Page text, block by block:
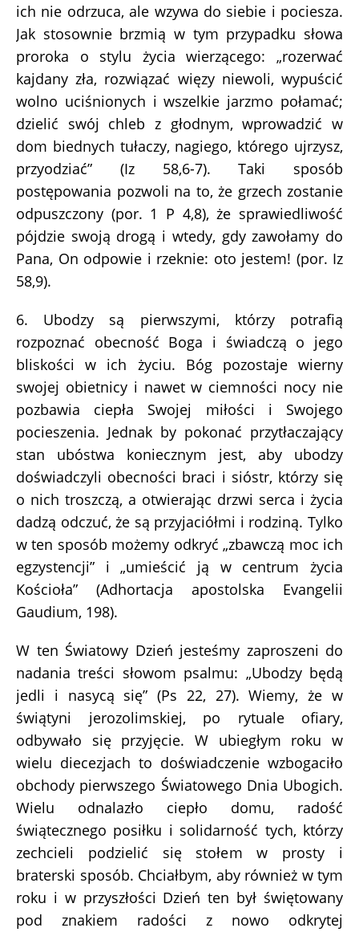
ich nie odrzuca, ale wzywa do siebie i pociesza.
Jak stosownie brzmią w tym przypadku słowa
proroka o stylu życia wierzącego: „rozerwać
kajdany zła, rozwiązać więzy niewoli, wypuścić
wolno uciśnionych i wszelkie jarzmo połamać;
dzielić swój chleb z głodnym, wprowadzić w
dom biednych tułaczy, nagiego, którego ujrzysz,
przyodziać” (Iz 58,6-7). Taki sposób
postępowania pozwoli na to, że grzech zostanie
odpuszczony (por. 1 P 4,8), że sprawiedliwość
pójdzie swoją drogą i wtedy, gdy zawołamy do
Pana, On odpowie i rzeknie: oto jestem! (por. Iz
58,9).
6. Ubodzy są pierwszymi, którzy potrafią
rozpoznać obecność Boga i świadczą o jego
bliskości w ich życiu. Bóg pozostaje wierny
swojej obietnicy i nawet w ciemności nocy nie
pozbawia ciepła Swojej miłości i Swojego
pocieszenia. Jednak by pokonać przytłaczający
stan ubóstwa koniecznym jest, aby ubodzy
doświadczyli obecności braci i sióstr, którzy się
o nich troszczą, a otwierając drzwi serca i życia
dadzą odczuć, że są przyjaciółmi i rodziną. Tylko
w ten sposób możemy odkryć „zbawczą moc ich
egzystencji” i „umieścić ją w centrum życia
Kościoła” (Adhortacja apostolska Evangelii
Gaudium, 198).
W ten Światowy Dzień jesteśmy zaproszeni do
nadania treści słowom psalmu: „Ubodzy będą
jedli i nasycą się” (Ps 22, 27). Wiemy, że w
świątyni jerozolimskiej, po rytuale ofiary,
odbywało się przyjęcie. W ubiegłym roku w
wielu diecezjach to doświadczenie wzbogaciło
obchody pierwszego Światowego Dnia Ubogich.
Wielu odnalazło ciepło domu, radość
świątecznego posiłku i solidarność tych, którzy
zechcieli podzielić się stołem w prosty i
braterski sposób. Chciałbym, aby również w tym
roku i w przyszłości Dzień ten był świętowany
pod znakiem radości z nowo odkrytej